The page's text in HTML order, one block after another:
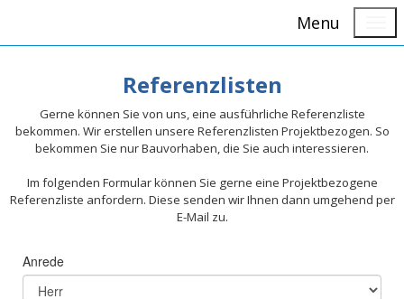
Menu
Referenzlisten
Gerne können Sie von uns, eine ausführliche Referenzliste
bekommen. Wir erstellen unsere Referenzlisten Projektbezogen. So
bekommen Sie nur Bauvorhaben, die Sie auch interessieren.
Im folgenden Formular können Sie gerne eine Projektbezogene
Referenzliste anfordern. Diese senden wir Ihnen dann umgehend per
E-Mail zu.